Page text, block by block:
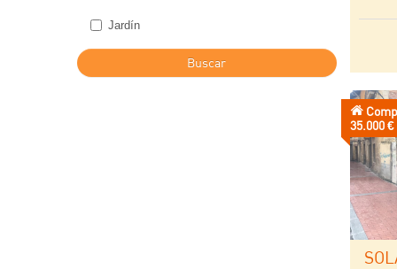
Jardín
Buscar
Precio:
35.000 €